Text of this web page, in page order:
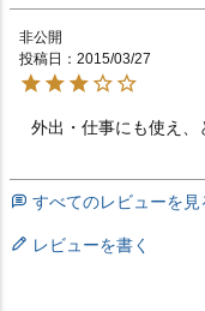
非公開
投稿日
2015/03/27
外出・仕事にも
すべてのレビューを見
レビューを書く